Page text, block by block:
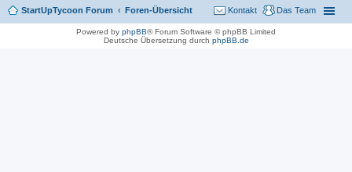
StartUpTycoon Forum Foren-Übersicht Das Team
Kontakt
Powered by phpBB® Forum Software © phpBB Limited
Deutsche Übersetzung durch phpBB.de